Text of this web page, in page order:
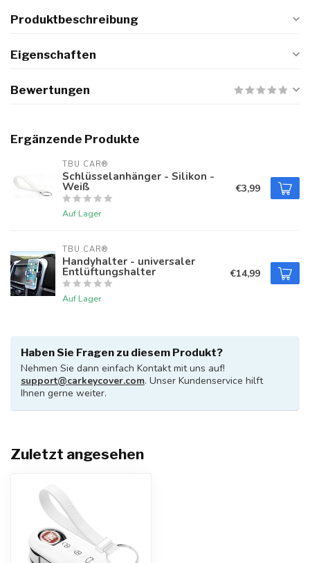
Produktbeschreibung
Eigenschaften
Bewertungen
Ergänzende Produkte
TBU CAR®
Schlüsselanhänger - Silikon -
Weiß
Auf Lager
€3,99
TBU CAR®
Handyhalter - universaler
Entlüftungshalter
Auf Lager
€14,99
Haben Sie Fragen zu diesem Produkt?
Nehmen Sie dann einfach Kontakt mit uns auf!
support@carkeycover.com. Unser Kundenservice hilft
Ihnen gerne weiter.
Zuletzt angesehen